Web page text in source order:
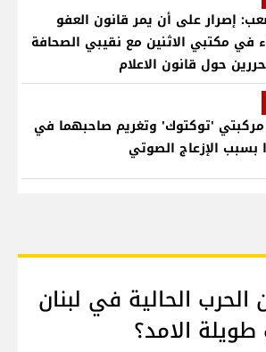
إصرار على أن يمر قانون العفو
في مكتبي الاثنين مع نقيبي الصحافة
حول قانون الاعلام
'توكتوك' وتغريم صاحبهما في
بسبب الإزعاج الصوتي
الحالية في لبنان
الامد؟